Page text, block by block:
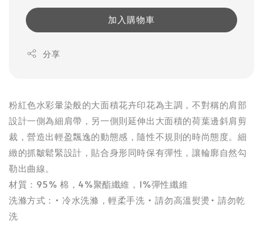
加入購物車
分享
粉紅色水彩暈染般的大面積花卉印花為主調，不對稱的肩部
設計一側為細肩帶，另一側則延伸出大面積的荷葉邊斜肩剪
裁，營造出輕盈飄逸的動態感，隨性不規則的時尚態度。細
緻的抓皺鬆緊設計，貼合身形同時保有彈性，讓輪廓自然勾
勒出曲線。
材質：95% 棉，4%聚酯纖維，1%彈性纖維
洗滌方式：• 冷水洗滌，輕柔手洗 • 請勿高溫熨燙• 請勿乾
洗